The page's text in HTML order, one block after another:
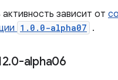
активность зависит от
1.0.0-alpha07 .
.0-alpha06